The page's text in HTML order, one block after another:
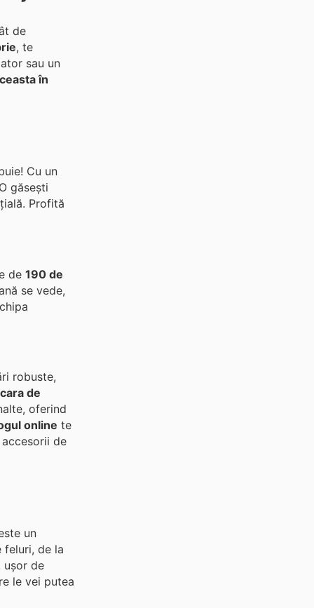
de
, te
sau un
în
Cu un
găsești
Profită
de 190 de
se vede,
robuste,
de
oferind
online te
de
un
feluri, de la
ușor de
le vei putea